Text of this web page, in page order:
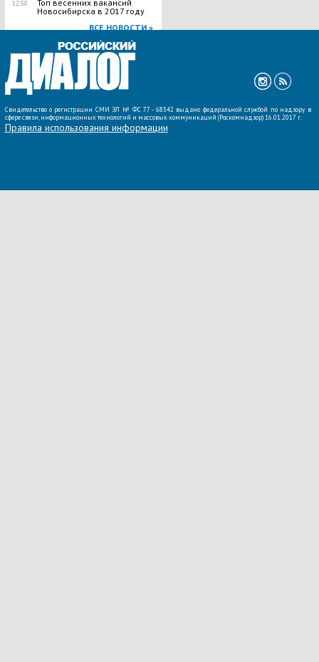
12:50
Топ весенних вакансий
Новосибирска в 2017 году
ВСЕ НОВОСТИ »
Свидетельство о регистрации СМИ ЭЛ № ФС 77 - 68342 выдано федеральной службой по надзору в
сфере связи, информационных технологий и массовых коммуникаций (Роскомнадзор) 16.01.2017 г.
Правила использования информации